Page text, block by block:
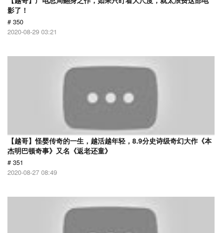
影了！
# 350
2020-08-29 03:21
【越哥】怪婴传奇的一生，越活越年轻，8.9分史诗级奇幻大作《本
杰明巴顿奇事》又名《返老还童》
# 351
2020-08-27 08:49